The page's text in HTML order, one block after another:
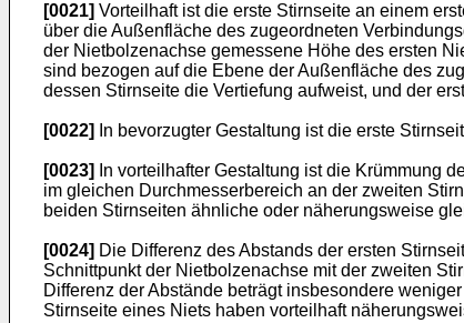
[0021] Vorteilhaft ist die erste Stirnseite an einem
über die Außenfläche des zugeordneten
der Nietbolzenachse gemessene Höhe des ersten
sind bezogen auf die Ebene der Außenfläche des
dessen Stirnseite die Vertiefung aufweist, und der
[0022] In bevorzugter Gestaltung ist die erste
[0023]
In vorteilhafter Gestaltung ist die Krümmung
im gleichen Durchmesserbereich an der zweiten
beiden Stirnseiten ähnliche oder näherungsweise
[0024] Die Differenz des Abstands der ersten
Schnittpunkt der Nietbolzenachse mit der zweiten
Differenz der Abstände beträgt insbesondere
Stirnseite eines Niets haben vorteilhaft